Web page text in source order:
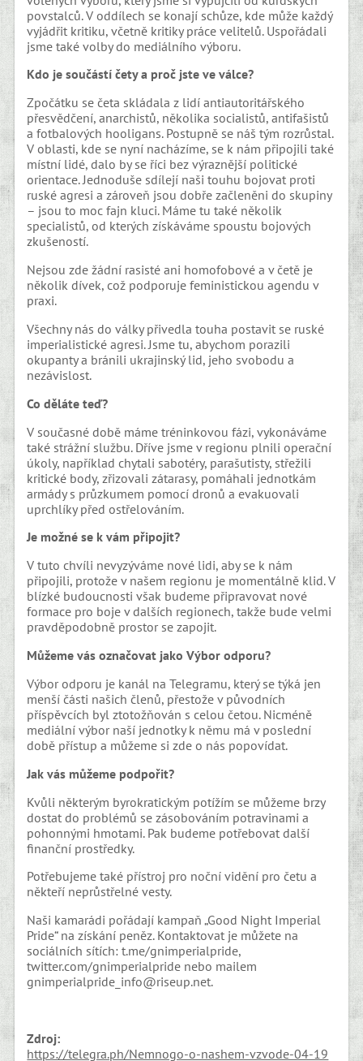
povstalců. V oddílech se konají schůze, kde může každý
vyjádřit kritiku, včetně kritiky práce velitelů. Uspořádali
jsme také volby do mediálního výboru.
Kdo je součástí čety a proč jste ve válce?
Zpočátku se četa skládala z lidí antiautoritářského
přesvědčení, anarchistů, několika socialistů, antifašistů
a fotbalových hooligans. Postupně se náš tým rozrůstal.
V oblasti, kde se nyní nacházíme, se k nám připojili také
místní lidé, dalo by se říci bez výraznější politické
orientace. Jednoduše sdílejí naši touhu bojovat proti
ruské agresi a zároveň jsou dobře začleněni do skupiny
– jsou to moc fajn kluci. Máme tu také několik
specialistů, od kterých získáváme spoustu bojových
zkušeností.
Nejsou zde žádní rasisté ani homofobové a v četě je
několik dívek, což podporuje feministickou agendu v
praxi.
Všechny nás do války přivedla touha postavit se ruské
imperialistické agresi. Jsme tu, abychom porazili
okupanty a bránili ukrajinský lid, jeho svobodu a
nezávislost.
Co děláte teď?
V současné době máme tréninkovou fázi, vykonáváme
také strážní službu. Dříve jsme v regionu plnili operační
úkoly, například chytali sabotéry, parašutisty, střežili
kritické body, zřizovali zátarasy, pomáhali jednotkám
armády s průzkumem pomocí dronů a evakuovali
uprchlíky před ostřelováním.
Je možné se k vám připojit?
V tuto chvíli nevyzýváme nové lidi, aby se k nám
připojili, protože v našem regionu je momentálně klid. V
blízké budoucnosti však budeme připravovat nové
formace pro boje v dalších regionech, takže bude velmi
pravděpodobně prostor se zapojit.
Můžeme vás označovat jako Výbor odporu?
Výbor odporu je kanál na Telegramu, který se týká jen
menší části našich členů, přestože v původních
příspěvcích byl ztotožňován s celou četou. Nicméně
mediální výbor naší jednotky k němu má v poslední
době přístup a můžeme si zde o nás popovídat.
Jak vás můžeme podpořit?
Kvůli některým byrokratickým potížím se můžeme brzy
dostat do problémů se zásobováním potravinami a
pohonnými hmotami. Pak budeme potřebovat další
finanční prostředky.
Potřebujeme také přístroj pro noční vidění pro četu a
někteří neprůstřelné vesty.
Naši kamarádi pořádají kampaň „Good Night Imperial
Pride“ na získání peněz. Kontaktovat je můžete na
sociálních sítích: t.me/gnimperialpride,
twitter.com/gnimperialpride nebo mailem
gnimperialpride_info@riseup.net.
Zdroj:
https://telegra.ph/Nemnogo-o-nashem-vzvode-04-19